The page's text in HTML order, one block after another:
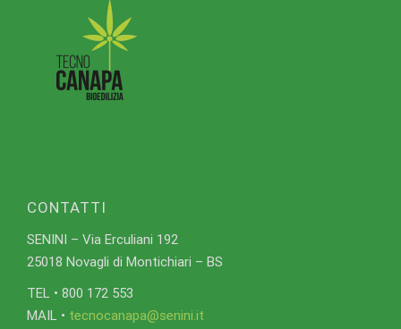
CONTATTI
SENINI – Via Erculiani 192
25018 Novagli di Montichiari – BS
TEL • 800 172 553
MAIL • tecnocanapa@senini.it